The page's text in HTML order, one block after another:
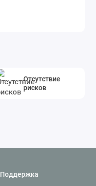
Отсутствие
рисков
Поддержка